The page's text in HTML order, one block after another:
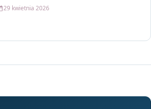
29 kwietnia 2026